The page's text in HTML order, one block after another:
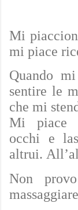
Mi
mi piace
Quando
sentire le
che mi
Mi piace
occhi e
altrui.
Non